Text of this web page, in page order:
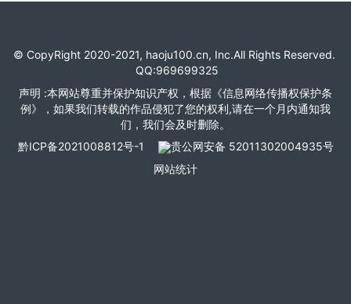
© CopyRight 2020-2021, haoju100.cn, Inc.All Rights Reserved.
QQ:969699325
声明 :本网站尊重并保护知识产权，根据《信息网络传播权保护条
例》，如果我们转载的作品侵犯了您的权利,请在一个月内通知我
们，我们会及时删除。
黔ICP备2021008812号-1
贵公网安备 52011302004935号
网站统计